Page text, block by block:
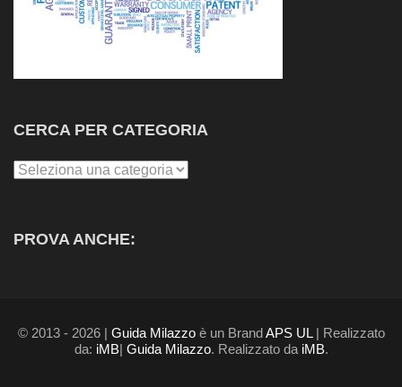
CERCA PER CATEGORIA
Cerca
PROVA ANCHE:
© 2013 - 2026 | Guida Milazzo è un BrandAPS UL| Realizzato
da: iMB| Guida Milazzo. Realizzato da iMB.